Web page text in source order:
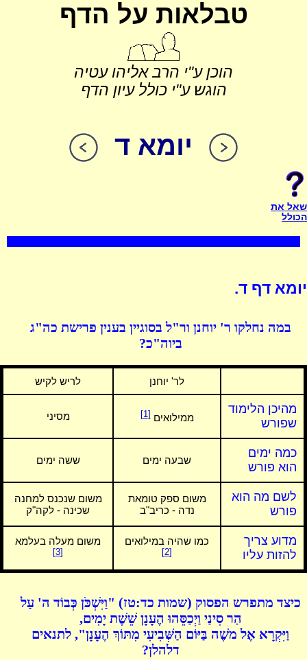
טבלאות על הדף
הוכן ע"י הרב אליהו עטיה
הוגש ע"י כולל עיון הדף
יומא ד
שאל את
הכולל
יומא דף ד.
במה נחלקו ר' יוחנן ור"ל בסוגיין בענין פרישת כה"ג
ביוה"כ?
לר' יוחנן לריש לקיש
מהיכן הלימוד
שפורש
ממילואים[1] מסיני
כמה ימים
הוא פורש
שבעה ימים ששה ימים
לשם מה הוא
פורש
משום ספק טומאת
נדה - כריב"ב
משום שנכנס למחנה
שכינה - לקה"ק
מדוע צריך
להזות עליו
כמו שהיה במילואים
[2]
משום מעלה בעלמא
[3]
כיצד מתפרש הפסוק (שמות כד:טז) "וַיִּשְׁכֹּן כְּבוֹד ה' עַל
הַר סִינַי וַיְכַסֵּהוּ הֶעָנָן שֵׁשֶׁת יָמִים,
וַיִּקְרָא אֶל משֶׁה בַּיּוֹם הַשְּׁבִיעִי מִתּוֹךְ הֶעָנָן", לתנאים
דלהלן?